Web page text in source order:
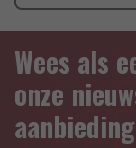
Wees als
onze